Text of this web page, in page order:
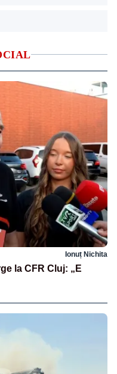
Ionuț Nichita
la CFR Cluj: „E